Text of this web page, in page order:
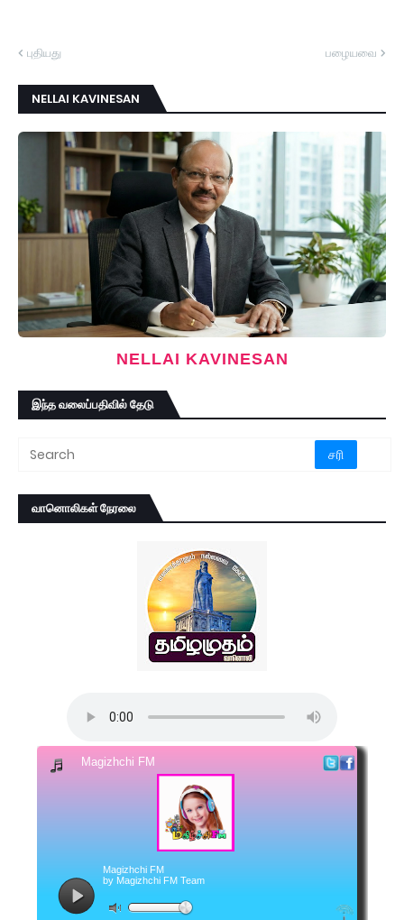
புதியது பழையவை
NELLAI KAVINESAN
NELLAI KAVINESAN
இந்த வலைப்பதிவில் தேடு
வானொலிகள் நேரலை